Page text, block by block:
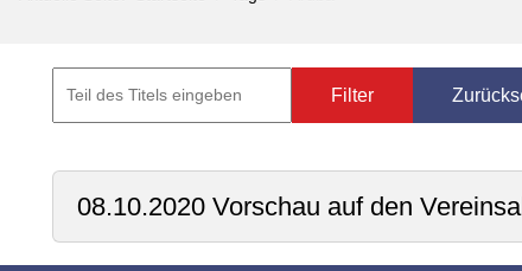
Filter
08.10.2020 Vorschau auf den